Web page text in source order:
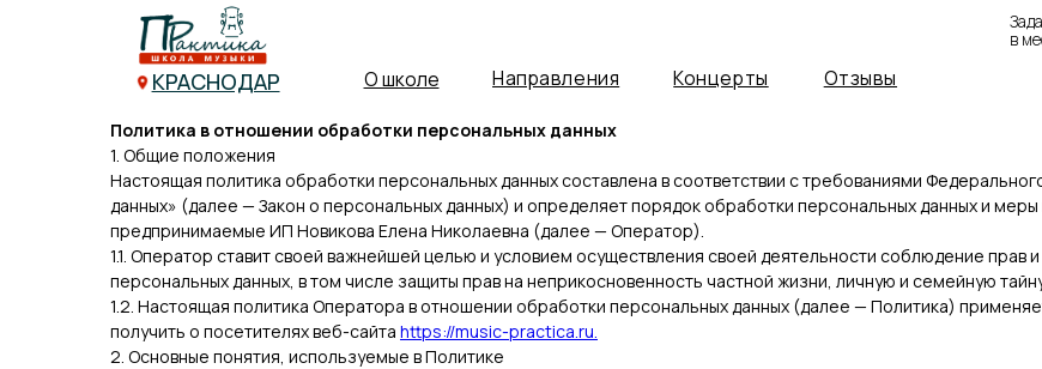
8
Отзывы
Концерты
О школе Направления
КРАСНОДАР
Политика в отношении обработки персональных данных
1. Общие положения
Настоящая политика обработки персональных данных составлена в соответствии с требованиями
данных» (далее — Закон о персональных данных) и определяет порядок обработки персональных данных и
предпринимаемые ИП Новикова Елена Николаевна (далее — Оператор).
1.1. Оператор ставит своей важнейшей целью и условием осуществления своей деятельности соблюдение прав
персональных данных, в том числе защиты прав на неприкосновенность частной жизни, личную и семейную
1.2. Настоящая политика Оператора в отношении обработки персональных данных (далее — Политика)
получить о посетителях веб-сайта https://music-practica.ru.
2. Основные понятия, используемые в Политике